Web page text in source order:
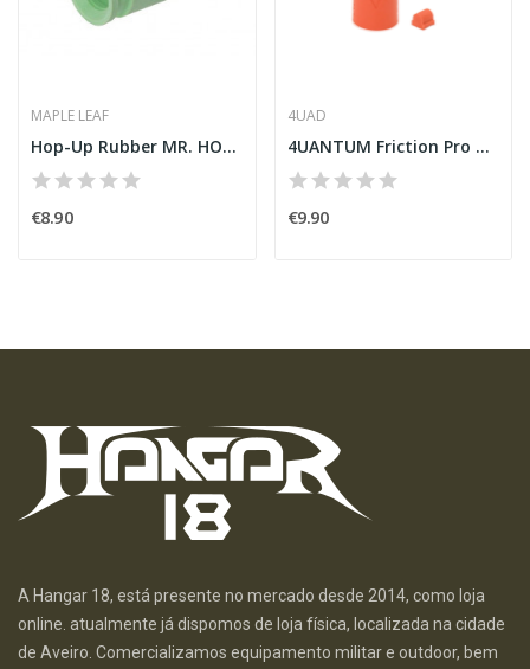
MAPLE LEAF
Hop-Up Rubber MR. HOP 50º VSR&GBB [MAPLE LEAF]
€8.90
4UAD
4UANTUM Friction Pro Hop-Up Bucking [4UAD]
€9.90
A Hangar 18, está presente no mercado desde 2014, como loja
online. atualmente já dispomos de loja física, localizada na cidade
de Aveiro. Comercializamos equipamento militar e outdoor, bem